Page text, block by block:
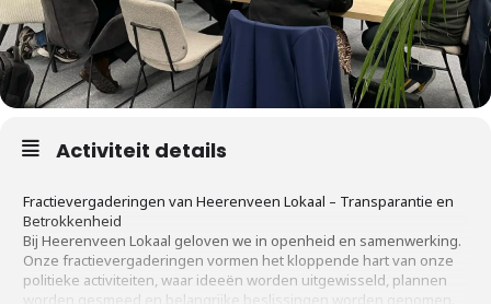
Activiteit details
Fractievergaderingen van Heerenveen Lokaal – Transparantie en
Betrokkenheid
Bij Heerenveen Lokaal geloven we in openheid en samenwerking.
Onze fractievergaderingen vormen het kloppende hart van onze
politieke activiteiten, waar ideeën worden uitgewisseld, plannen
worden gesmeed en belangrijke beslissingen worden genomen.